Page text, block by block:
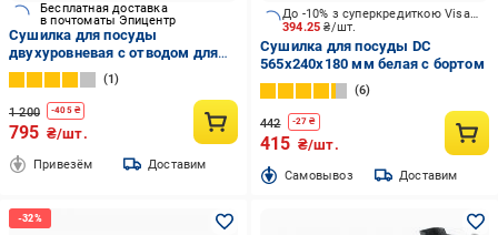
Бесплатная доставка
в почтоматы Эпицентр
Сушилка для посуды
двухуровневая с отводом для
воды (50102)
1
1 200 -405₴
795 ₴/шт.
Привезём Доставим
394.25₴/шт.
До -10% з суперкредиткою Visa Вигода
Сушилка для посуды DC
565x240x180 мм белая с бортом
6
442 -27 ₴
415 ₴/шт.
Cамовывоз Доставим